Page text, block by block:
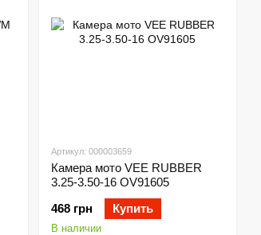
Артикул: 000003659
Камера мото VEE RUBBER
3.25-3.50-16 OV91605
468 грн
Купить
В наличии